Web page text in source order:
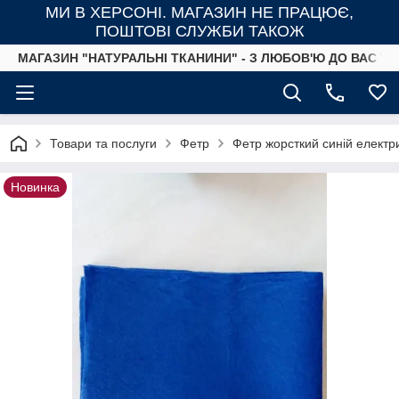
МИ В ХЕРСОНІ. МАГАЗИН НЕ ПРАЦЮЄ,
ПОШТОВІ СЛУЖБИ ТАКОЖ
МАГАЗИН "НАТУРАЛЬНІ ТКАНИНИ" - З ЛЮБОВ'Ю ДО ВАС
Товари та послуги Фетр Фетр жорсткий синій
Новинка